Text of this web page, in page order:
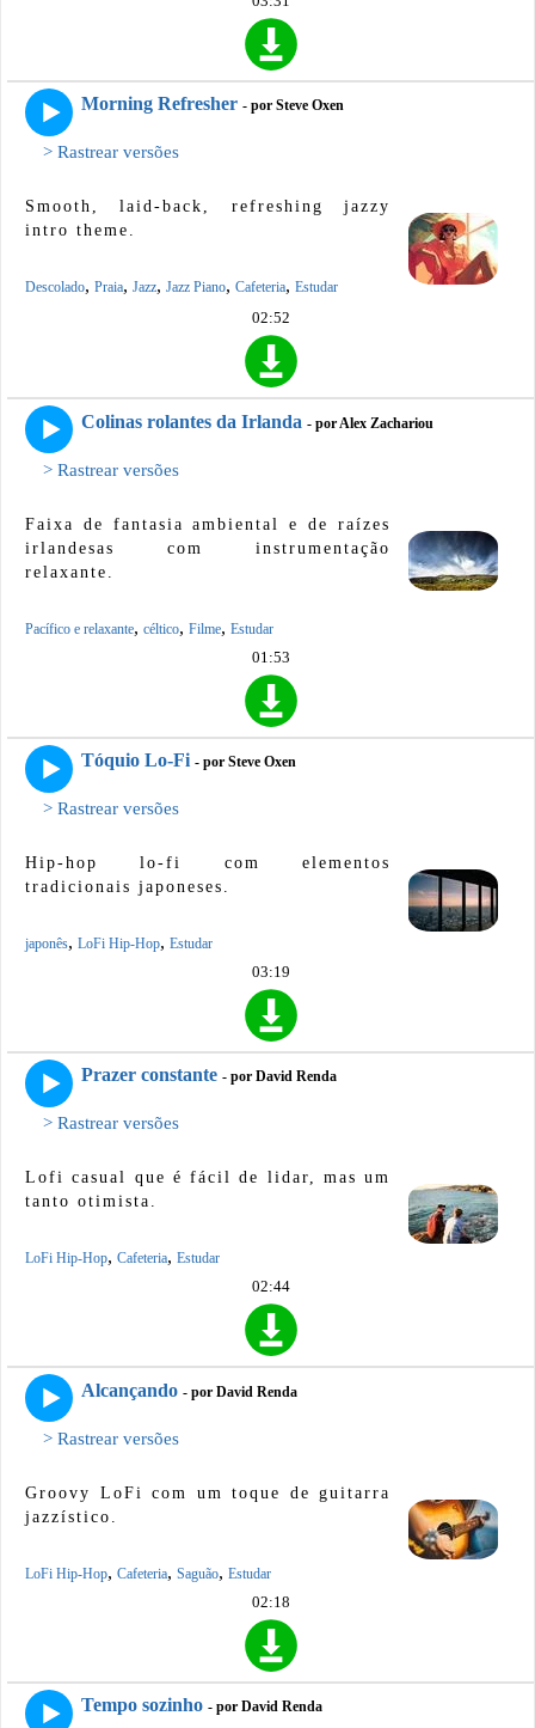
Morning Refresher - por Steve Oxen
> Rastrear versões
Smooth, laid-back, refreshing jazzy
intro theme.
Descolado, Praia, Jazz, Jazz Piano, Cafeteria, Estudar
02:52
Colinas rolantes da Irlanda - por Alex Zachariou
> Rastrear versões
Faixa de fantasia ambiental e de raízes
irlandesas com instrumentação
relaxante.
Pacífico e relaxante, céltico, Filme, Estudar
01:53
Tóquio Lo-Fi - por Steve Oxen
> Rastrear versões
Hip-hop lo-fi com elementos
tradicionais japoneses.
japonês, LoFi Hip-Hop, Estudar
03:19
Prazer constante - por David Renda
> Rastrear versões
Lofi casual que é fácil de lidar, mas um
tanto otimista.
LoFi Hip-Hop, Cafeteria, Estudar
02:44
Alcançando - por David Renda
> Rastrear versões
Groovy LoFi com um toque de guitarra
jazzístico.
LoFi Hip-Hop, Cafeteria, Saguão, Estudar
02:18
Tempo sozinho - por David Renda